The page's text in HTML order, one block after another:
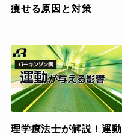
痩せる原因と対策
理学療法士が解説！運動